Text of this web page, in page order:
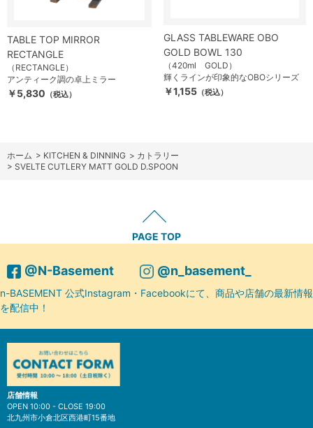
TABLE TOP MIRROR
RECTANGLE
（RECTANGLE）
アンティーク調の卓上ミラー
￥5,830 （税込）
GLASS TABLEWARE OBO
GOLD BOWL 130
（420ml GOLD）
輝くラインが印象的なOBOシリーズ
￥1,155 （税込）
ホーム > KITCHEN & DINNING > カトラリー
> SVELTE CUTLERY MATT GOLD D.SPOON
PAGE TOP
@N-Basement @n_basement_
n-BASEMENT 公式Instagram・Facebookにて、商品や店舗の最新情報
を配信中！
店舗情報
OPEN 10:00 - CLOSE 19:00
北九州市小倉北区西港町15番地